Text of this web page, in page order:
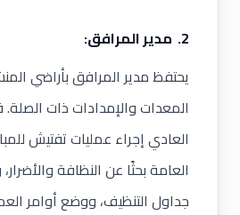
2. مدير المرافق:
يحتفظ مدير المرافق بأراضي
المعدات والإمدادات ذات
العادي إجراء عمليات تفتيش
العامة بحثًا عن النظافة
جداول التنظيف، ووضع أوامر